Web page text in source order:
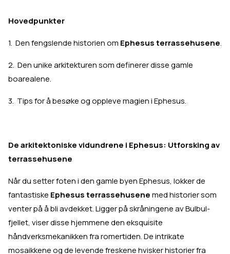
Hovedpunkter
1. Den fengslende historien om Ephesus terrassehusene.
2. Den unike arkitekturen som definerer disse gamle
boarealene.
3. Tips for å besøke og oppleve magien i Ephesus.
De arkitektoniske vidundrene i Ephesus: Utforsking av
terrassehusene
Når du setter foten i den gamle byen Ephesus, lokker de
fantastiske Ephesus terrassehusenemed historier som
venter på å bli avdekket. Ligger på skråningene av Bulbul-
fjellet, viser disse hjemmene den eksquisite
håndverksmekanikken fra romertiden. De intrikate
mosaikkene og de levende freskene hvisker historier fra